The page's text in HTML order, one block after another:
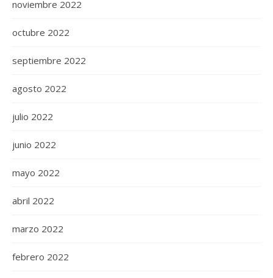
noviembre 2022
octubre 2022
septiembre 2022
agosto 2022
julio 2022
junio 2022
mayo 2022
abril 2022
marzo 2022
febrero 2022